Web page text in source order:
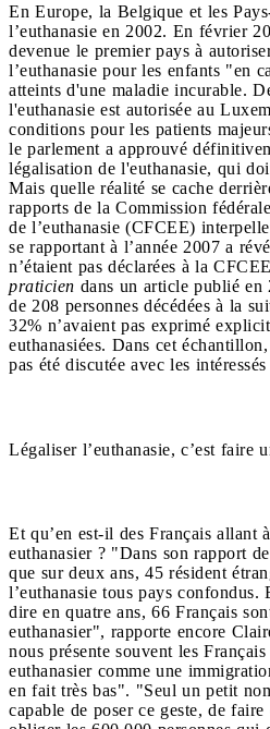
En Europe, la Belgique et les
l’euthanasie en 2002. En février
devenue le premier pays à
l’euthanasie pour les enfants "en
atteints d'une maladie incurable.
l'euthanasie est autorisée au
conditions pour les patients
le parlement a approuvé
légalisation de l'euthanasie, qui
Mais quelle réalité se cache
rapports de la Commission
de l’euthanasie (CFCEE)
se rapportant à l’année 2007 a
n’étaient pas déclarées à la
praticien dans un article publié
de 208 personnes décédées à la
32% n’avaient pas exprimé
euthanasiées. Dans cet
pas été discutée avec les
Légaliser l’euthanasie, c’est faire
Et qu’en est-il des Français allant
euthanasier ? "Dans son rapport
que sur deux ans, 45 résident
l’euthanasie tous pays confondus.
dire en quatre ans, 66 Français
euthanasier", rapporte encore
nous présente souvent les
euthanasier comme une
en fait très bas". "Seul un petit
capable de poser ce geste, de